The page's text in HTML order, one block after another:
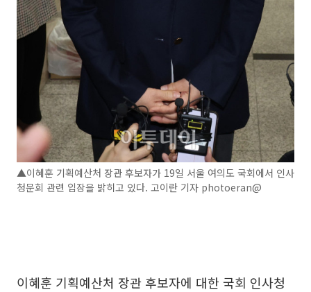
▲이혜훈 기획예산처 장관 후보자가 19일 서울 여의도 국회에서 인사
청문회 관련 입장을 밝히고 있다. 고이란 기자 photoeran@
이혜훈 기획예산처 장관 후보자에 대한 국회 인사청